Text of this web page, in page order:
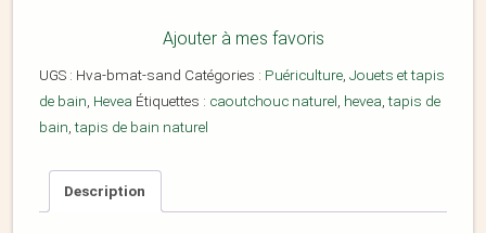
Ajouter à mes favoris
UGS : Hva-bmat-sand Catégories : Puériculture, Jouets et tapis
de bain, Hevea Étiquettes : caoutchouc naturel, hevea,tapis de
bain,tapis de bain naturel
Description